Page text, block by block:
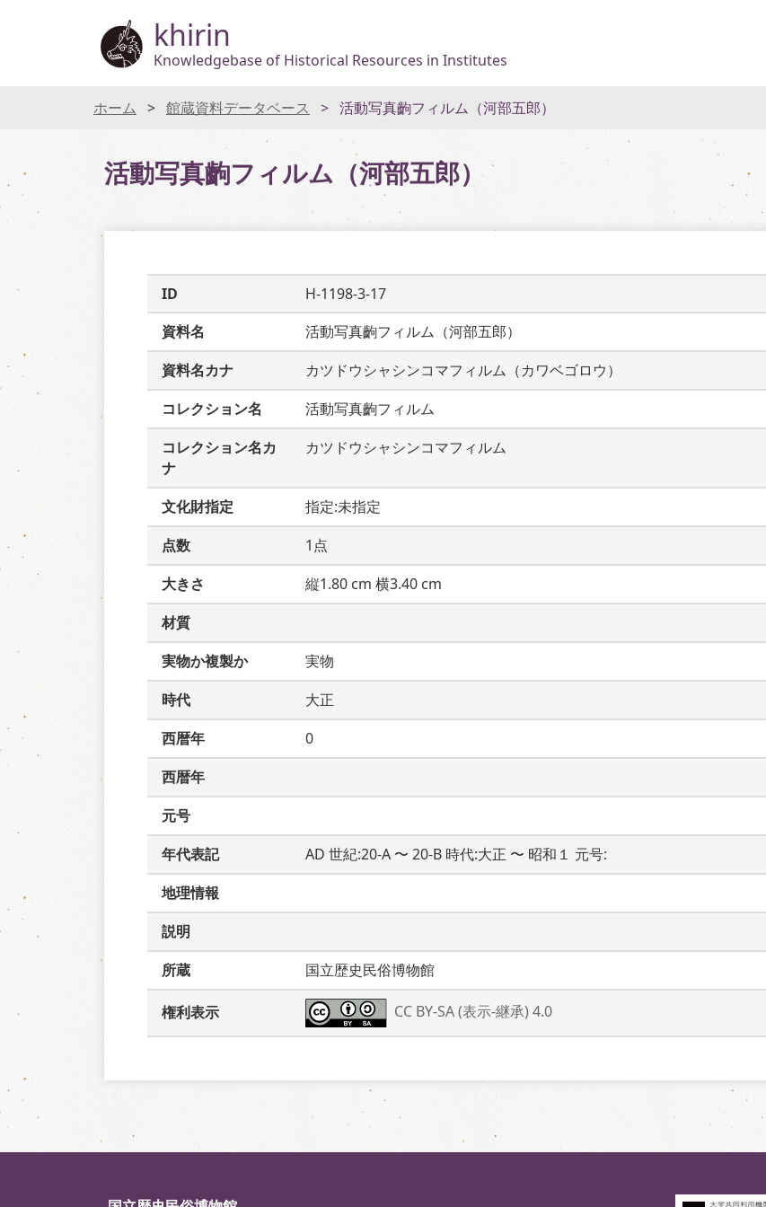
khirin
Knowledgebase of Historical Resources in Institutes
ホーム 館蔵資料データベース 活動写真齣フィルム（河部五郎）
活動写真齣フィルム（河部五郎）
ID
H-1198-3-17
資料名
活動写真齣フィルム（河部五郎）
資料名カナ
カツドウシャシンコマフィルム（カワベゴロウ）
コレクション名
活動写真齣フィルム
コレクション名カ
ナ
カツドウシャシンコマフィルム
文化財指定
指定:未指定
点数
1点
大きさ
縦1.80 cm 横3.40 cm
材質
実物か複製か
実物
時代
大正
西暦年
0
西暦年
元号
年代表記
AD 世紀:20-A 〜 20-B 時代:大正 〜 昭和１ 元号:
地理情報
説明
所蔵
国立歴史民俗博物館
権利表示 CC BY-SA (表示-継承) 4.0